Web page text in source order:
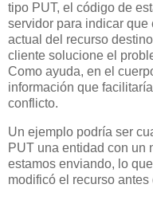
tipo PUT, el código de
servidor para indicar
actual del recurso
cliente solucione el
Como ayuda, en el
información que
conflicto.
Un ejemplo podría ser
PUT una entidad con un
estamos enviando, lo
modificó el recurso antes